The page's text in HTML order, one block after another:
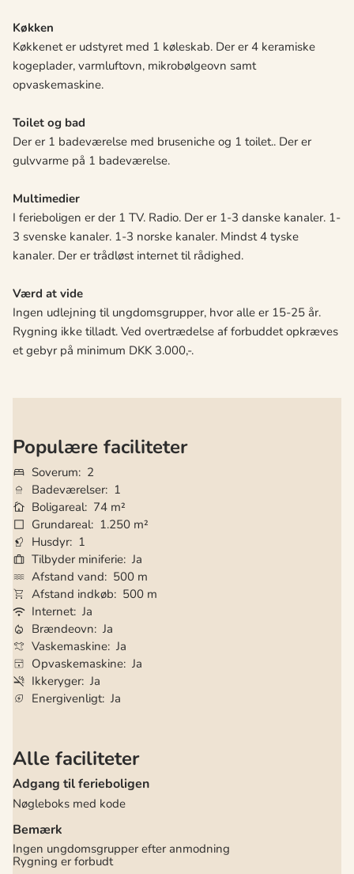
Køkken
Køkkenet er udstyret med 1 køleskab. Der er 4 keramiske
kogeplader, varmluftovn, mikrobølgeovn samt
opvaskemaskine.
Toilet og bad
Der er 1 badeværelse med bruseniche og 1 toilet.. Der er
gulvvarme på 1 badeværelse.
Multimedier
I ferieboligen er der 1 TV. Radio. Der er 1-3 danske kanaler. 1-
3 svenske kanaler. 1-3 norske kanaler. Mindst 4 tyske
kanaler. Der er trådløst internet til rådighed.
Værd at vide
Ingen udlejning til ungdomsgrupper, hvor alle er 15-25 år.
Rygning ikke tilladt. Ved overtrædelse af forbuddet opkræves
et gebyr på minimum DKK 3.000,-.
Populære faciliteter
Soverum
2
Badeværelser 1
Boligareal 74 m²
Grundareal 1.250 m²
Husdyr 1
Tilbyder miniferie Ja
Afstand vand
500 m
Afstand indkøb
500 m
Internet Ja
Brændeovn Ja
Vaskemaskine Ja
Opvaskemaskine Ja
Ikkeryger Ja
Energivenligt Ja
Alle faciliteter
Adgang til ferieboligen
Nøgleboks med kode
Bemærk
Ingen ungdomsgrupper efter anmodning
Rygning er forbudt